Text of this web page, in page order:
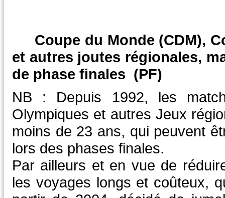
Coupe du Monde (CDM),
et autres joutes régionales,
de phase finales (PF)
NB : Depuis 1992, les
Olympiques et autres Jeux
moins de 23 ans, qui peuvent
lors des phases finales.
Par ailleurs et en vue de
les voyages longs et coûteux,